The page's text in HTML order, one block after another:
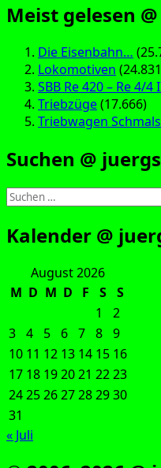
Meist gelesen
Die Eisenbahn…
Lokomotiven
SBB Re 420 – Re 4/4
Triebzüge(17.666)
Triebwagen
Suchen @
Suchen
nach:
Kalender @
August 2026
M D M D F S
S
1
2
3 4 5 6 7 8 9
10 11 12 13 14 15 16
17 18 192021 2223
24252627282930
31
« Juli